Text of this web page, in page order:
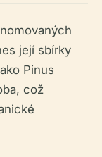
její sbírky
Pinus
, což